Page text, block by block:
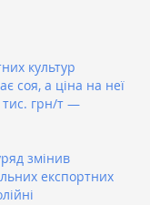
культур
соя, а ціна на неї
тис. грн/т —
змінив
експортних